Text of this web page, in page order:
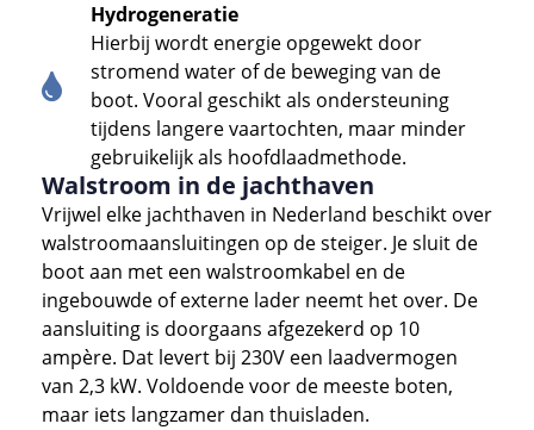
Hydrogeneratie
Hierbij wordt energie opgewekt door
stromend water of de beweging van de
boot. Vooral geschikt als ondersteuning
tijdens langere vaartochten, maar minder
gebruikelijk als hoofdlaadmethode.
Walstroom in de jachthaven
Vrijwel elke jachthaven in Nederland beschikt over
walstroomaansluitingen op de steiger. Je sluit de
boot aan met een walstroomkabel en de
ingebouwde of externe lader neemt het over. De
aansluiting is doorgaans afgezekerd op 10
ampère. Dat levert bij 230V een laadvermogen
van 2,3 kW. Voldoende voor de meeste boten,
maar iets langzamer dan thuisladen.